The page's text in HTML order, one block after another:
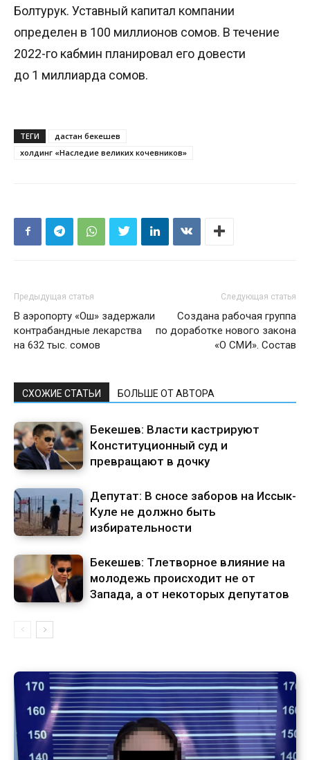
Болтурук. Уставный капитал компании
определен в 100 миллионов сомов. В течение
2022-го кабмин планировал его довести
до 1 миллиарда сомов.
ТЕГИ
дастан бекешев
холдинг «Наследие великих кочевников»
Предыдущая статья
В аэропорту «Ош» задержали
контрабандные лекарства
на 632 тыс. сомов
Следующая статья
Создана рабочая группа
по доработке нового закона
«О СМИ». Состав
СХОЖИЕ СТАТЬИ БОЛЬШЕ ОТ АВТОРА
Бекешев: Власти кастрируют
Конституционный суд и
превращают в дочку
Депутат: В сносе заборов на Иссык-
Куле не должно быть
избирательности
Бекешев: Тлетворное влияние на
молодежь происходит не от
Запада, а от некоторых депутатов